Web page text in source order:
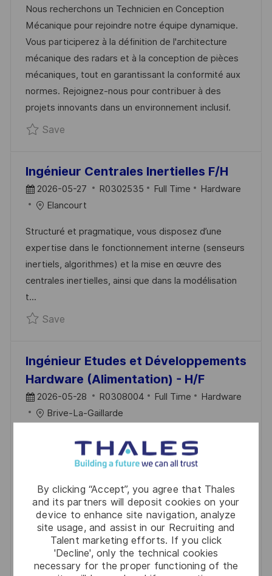
By clicking “Accept”, you agree that Thales
and its partners will deposit cookies on your
device to enhance site navigation, analyze
site usage, and assist in our Recruiting and
Talent marketing efforts. If you click
'Decline', only the technical cookies
necessary for the proper functioning of the
T
E
D
D
A
T
E
I
D
E
G
O
R
Y
Nous recherchons un Technicien en Conception
Mécanique pour rejoindre notre équipe dynamique.
Vous participerez à la définition de l'architecture
mécanique des radars et à la conception de pièces
mécaniques, tout en garantissant la conformité aux
normes. Rejoignez-nous pour contribuer à des
projets innovants dans un environnement inclusif.
SaveSave Technicien Conception Mécanique (H/
Ingénieur Centrales Inertielles F/H
P
O
T
E
D
D
A
T
2026-05-27
J
I
D
R0302535 Full Time
C
E
G
O
R
Hardware
Elancourt
Structuré et pragmatique, vous disposez d’une
expertise dans le fonctionnement interne (senseurs
inertiels, algorithmes) et la mise en œuvre des
centrales inertielles, ainsi que dans la modélisation
t...
SaveSave Ingénieur Centrales Inertielles F/H
Ingénieur Etudes et Développements
Hardware (Alimentation) - H/F
P
O
2026-05-28
J
O
I
D
R0308004 Full Time
C
R
Y
Hardware
Brive-La-Gaillarde
Nous recherchons un Ingénieur Etudes et
Développements Hardware pour rejoindre notre
équipe à Brive-la-Gaillarde. Vous serez responsable
de la conception et du développement de cartes
électroniques pour des systèmes de
radiocommunication et de radionavigation.
Rejoignez-nous pour relever de nouveaux défis dans
un environnement innovant.